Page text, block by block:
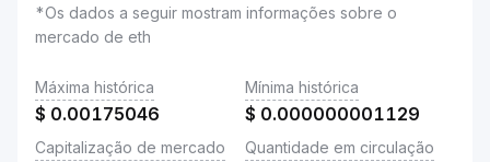
*Os dados a seguir mostram informações sobre o
mercado de eth
Máxima histórica
$ 0.00175046
Mínima histórica
$ 0.000000001129
Capitalização de mercado Quantidade em circulação